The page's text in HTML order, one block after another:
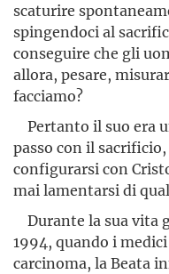
scaturire
spingendoci al
conseguire che gli
allora, pesare,
facciamo?
Pertanto il suo era
passo con il
configurarsi con
mai lamentarsi di
Durante la sua vita
1994, quando i
carcinoma, la Beata